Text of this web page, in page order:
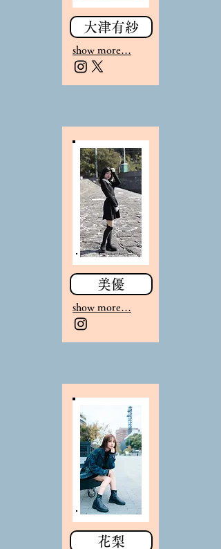
大津有紗
show more…
美優
show more…
花梨